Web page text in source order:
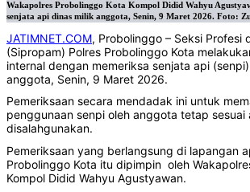
Wakapolres Probolinggo Kota Kompol Didid Wahyu
senjata api dinas milik anggota, Senin, 9 Maret 2026. Foto:
JATIMNET.COM, Probolinggo – Seksi Profesi
(Sipropam) Polres Probolinggo Kota
internal dengan memeriksa senjata api
anggota, Senin, 9 Maret 2026.
Pemeriksaan secara mendadak ini untuk
penggunaan senpi oleh anggota tetap sesuai
disalahgunakan.
‎Pemeriksaan yang berlangsung di lapangan
Probolinggo Kota itu dipimpin oleh
Kompol Didid Wahyu Agustyawan.